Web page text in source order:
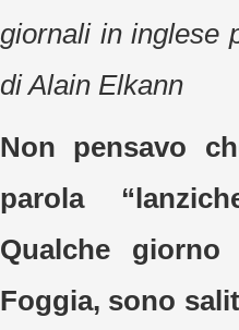
giornali in inglese
di Alain Elkann
Non pensavo
parola
Qualche
Foggia, sono